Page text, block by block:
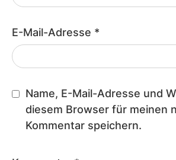
E-Mail-Adresse *
Name, E-Mail-Adresse und
diesem Browser für meinen
Kommentar speichern.